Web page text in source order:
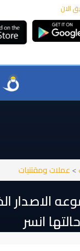
الان
> عملات ومقتنيات
الاصدار
انسر